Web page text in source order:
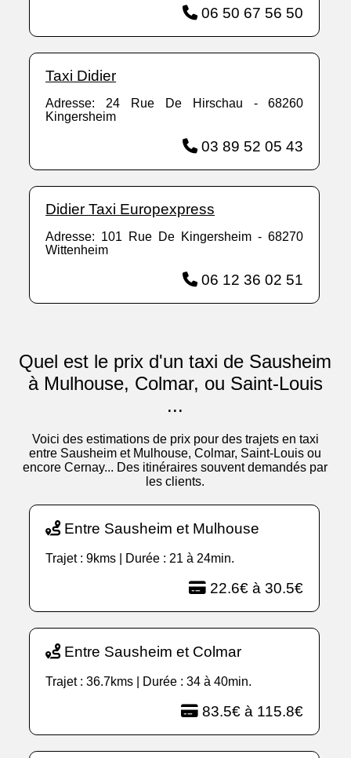
06 50 67 56 50
Taxi Didier
Adresse: 24 Rue De Hirschau - 68260
Kingersheim
03 89 52 05 43
Didier Taxi Europexpress
Adresse: 101 Rue De Kingersheim - 68270
Wittenheim
06 12 36 02 51
Quel est le prix d'un taxi de Sausheim
à Mulhouse, Colmar, ou Saint-Louis
...
Voici des estimations de prix pour des trajets en taxi
entre Sausheim et Mulhouse, Colmar, Saint-Louis ou
encore Cernay... Des itinéraires souvent demandés par
les clients.
Entre Sausheim et Mulhouse
Trajet : 9kms | Durée : 21 à 24min.
22.6€ à 30.5€
Entre Sausheim et Colmar
Trajet : 36.7kms | Durée : 34 à 40min.
83.5€ à 115.8€